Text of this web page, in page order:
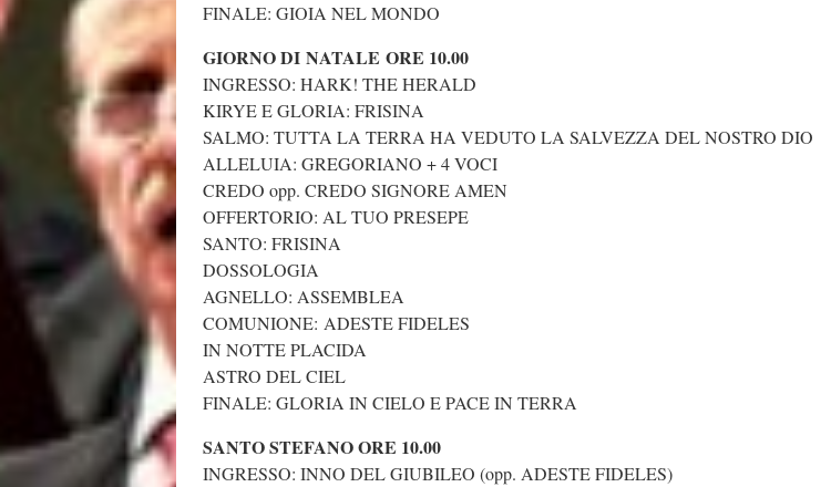
FINALE: GIOIA NEL MONDO
GIORNO DI NATALE ORE 10.00
INGRESSO: HARK! THE HERALD
KIRYE E GLORIA: FRISINA
SALMO: TUTTA LA TERRA HA VEDUTO LA SALVEZZA DEL NOSTRO DIO
ALLELUIA: GREGORIANO + 4 VOCI
CREDO opp. CREDO SIGNORE AMEN
OFFERTORIO: AL TUO PRESEPE
SANTO: FRISINA
DOSSOLOGIA
AGNELLO: ASSEMBLEA
COMUNIONE: ADESTE FIDELES
IN NOTTE PLACIDA
ASTRO DEL CIEL
FINALE: GLORIA IN CIELO E PACE IN TERRA
SANTO STEFANO ORE 10.00
INGRESSO: INNO DEL GIUBILEO (opp. ADESTE FIDELES)